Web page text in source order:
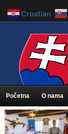
Početna O nama
Croatian